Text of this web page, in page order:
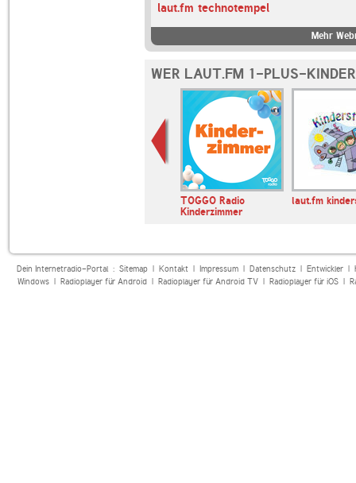
laut.fm technotempel
Mehr
WER LAUT.FM 1-PLUS-
TOGGO Radio
Kinderzimmer
laut.fm
Dein Internetradio-Portal : Sitemap| Kontakt| Impressum| Datenschutz| Entwickler|
Windows| Radioplayer für Android| Radioplayer für Android TV| Radioplayer für iOS|